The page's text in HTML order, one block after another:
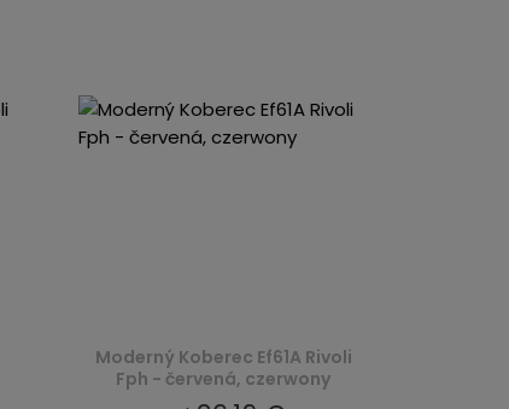
Moderný Koberec Ef61A Rivoli
Fph - červená, czerwony